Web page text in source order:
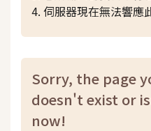
4. 伺服器現在無法響應
Sorry, the page
doesn't exist or
now!